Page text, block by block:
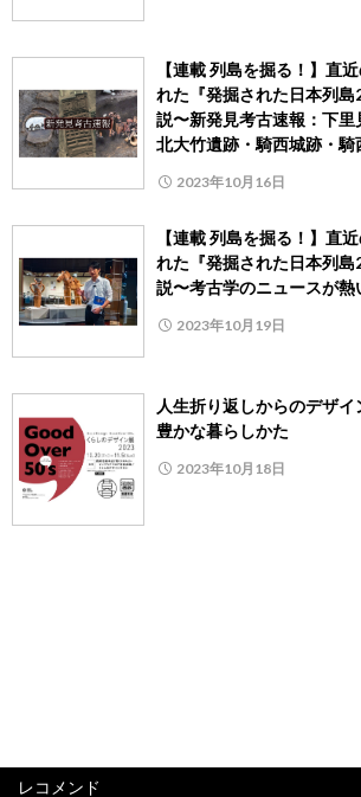
【連載 列島を掘る！】直
れた『発掘された日本列
説〜新発見考古速報：下里
北大竹遺跡・騎西城跡・騎
2023年10月16日
【連載 列島を掘る！】直
れた『発掘された日本列
説〜考古学のニュースが熱
2023年10月19日
人生折り返しからのデザ
豊かな暮らしかた
2023年10月18日
レコメンド